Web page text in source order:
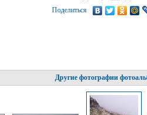
Поделиться
Другие фотографии